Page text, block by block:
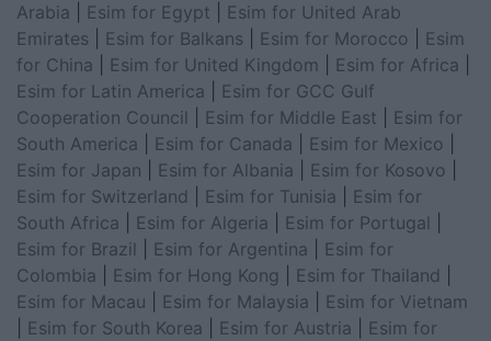
Arabia
Esim for Egypt
Esim for United Arab
Emirates
Esim for Balkans Esim for Morocco
Esim
for China
Esim for United Kingdom Esim for Africa
Esim for Latin America
Esim for GCC Gulf
Cooperation Council
Esim for Middle East
Esim for
South America
Esim for Canada Esim for Mexico
Esim for Japan
Esim for Albania Esim for Kosovo
Esim for Switzerland
Esim for Tunisia
Esim for
South Africa
Esim for Algeria Esim for Portugal
Esim for Brazil
Esim for Argentina
Esim for
Colombia
Esim for Hong Kong Esim for Thailand
Esim for Macau
Esim for Malaysia
Esim for Vietnam
Esim for South Korea Esim for Austria
Esim for